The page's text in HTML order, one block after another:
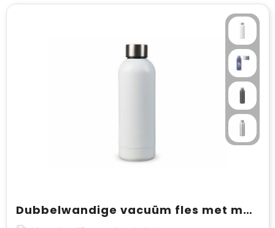
Dubbelwandige vacuüm fles met matte-look 500ml